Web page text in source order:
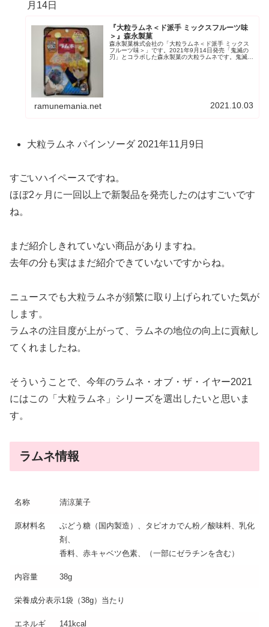
月14日
『大粒ラムネ＜ド派手 ミックスフルーツ味
＞』森永製菓
森永製菓株式会社の「大粒ラムネ＜ド派手 ミックス
フルーツ味＞」です。2021年9月14日発売「鬼滅の
刃」とコラボした森永製菓の大粒ラムネです。鬼滅の
ramunemania.net 2021.10.03
大粒ラムネ パインソーダ 2021年11月9日
すごいハイペースですね。
ほぼ2ヶ月に一回以上で新製品を発売したのはすごいです
ね。
まだ紹介しきれていない商品がありますね。
去年の分も実はまだ紹介できていないですからね。
ニュースでも大粒ラムネが頻繁に取り上げられていた気が
します。
ラムネの注目度が上がって、ラムネの地位の向上に貢献し
てくれましたね。
そういうことで、今年のラムネ・オブ・ザ・イヤー2021
にはこの「大粒ラムネ」シリーズを選出したいと思いま
す。
ラムネ情報
名称 清涼菓子
原材料名
ぶどう糖（国内製造）、タピオカでん粉／酸味料、乳化
剤、
香料、赤キャベツ色素、（一部にゼラチンを含む）
内容量 38g
栄養成分表示1袋（38g）当たり
エネルギ
141kcal